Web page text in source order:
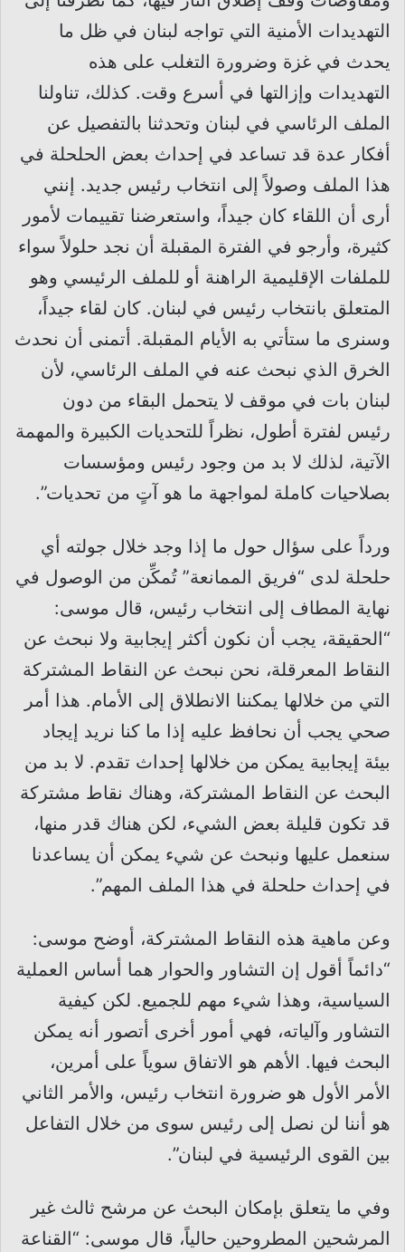
التهديدات الأمنية التي تواجه لبنان في ظل ما
يحدث في غزة وضرورة التغلب على هذه
التهديدات وإزالتها في أسرع وقت. كذلك، تناولنا
الملف الرئاسي في لبنان وتحدثنا بالتفصيل عن
أفكار عدة قد تساعد في إحداث بعض الحلحلة في
هذا الملف وصولاً إلى انتخاب رئيس جديد. إنني
أرى أن اللقاء كان جيداً، واستعرضنا تقييمات لأمور
كثيرة، وأرجو في الفترة المقبلة أن نجد حلولاً سواء
للملفات الإقليمية الراهنة أو للملف الرئيسي وهو
المتعلق بانتخاب رئيس في لبنان. كان لقاء جيداً،
وسنرى ما ستأتي به الأيام المقبلة. أتمنى أن نحدث
الخرق الذي نبحث عنه في الملف الرئاسي، لأن
لبنان بات في موقف لا يتحمل البقاء من دون
رئيس لفترة أطول، نظراً للتحديات الكبيرة والمهمة
الآتية، لذلك لا بد من وجود رئيس ومؤسسات
بصلاحيات كاملة لمواجهة ما هو آتٍ من تحديات”.
ورداً على سؤال حول ما إذا وجد خلال جولته أي
حلحلة لدى “فريق الممانعة” تُمكِّن من الوصول في
نهاية المطاف إلى انتخاب رئيس، قال موسى:
“الحقيقة، يجب أن نكون أكثر إيجابية ولا نبحث عن
النقاط المعرقلة، نحن نبحث عن النقاط المشتركة
التي من خلالها يمكننا الانطلاق إلى الأمام. هذا أمر
صحي يجب أن نحافظ عليه إذا ما كنا نريد إيجاد
بيئة إيجابية يمكن من خلالها إحداث تقدم. لا بد من
البحث عن النقاط المشتركة، وهناك نقاط مشتركة
قد تكون قليلة بعض الشيء، لكن هناك قدر منها،
سنعمل عليها ونبحث عن شيء يمكن أن يساعدنا
في إحداث حلحلة في هذا الملف المهم”.
وعن ماهية هذه النقاط المشتركة، أوضح موسى:
“دائماً أقول إن التشاور والحوار هما أساس العملية
السياسية، وهذا شيء مهم للجميع. لكن كيفية
التشاور وآلياته، فهي أمور أخرى أتصور أنه يمكن
البحث فيها. الأهم هو الاتفاق سوياً على أمرين،
الأمر الأول هو ضرورة انتخاب رئيس، والأمر الثاني
هو أننا لن نصل إلى رئيس سوى من خلال التفاعل
بين القوى الرئيسية في لبنان”.
وفي ما يتعلق بإمكان البحث عن مرشح ثالث غير
المرشحين المطروحين حالياً، قال موسى: “القناعة